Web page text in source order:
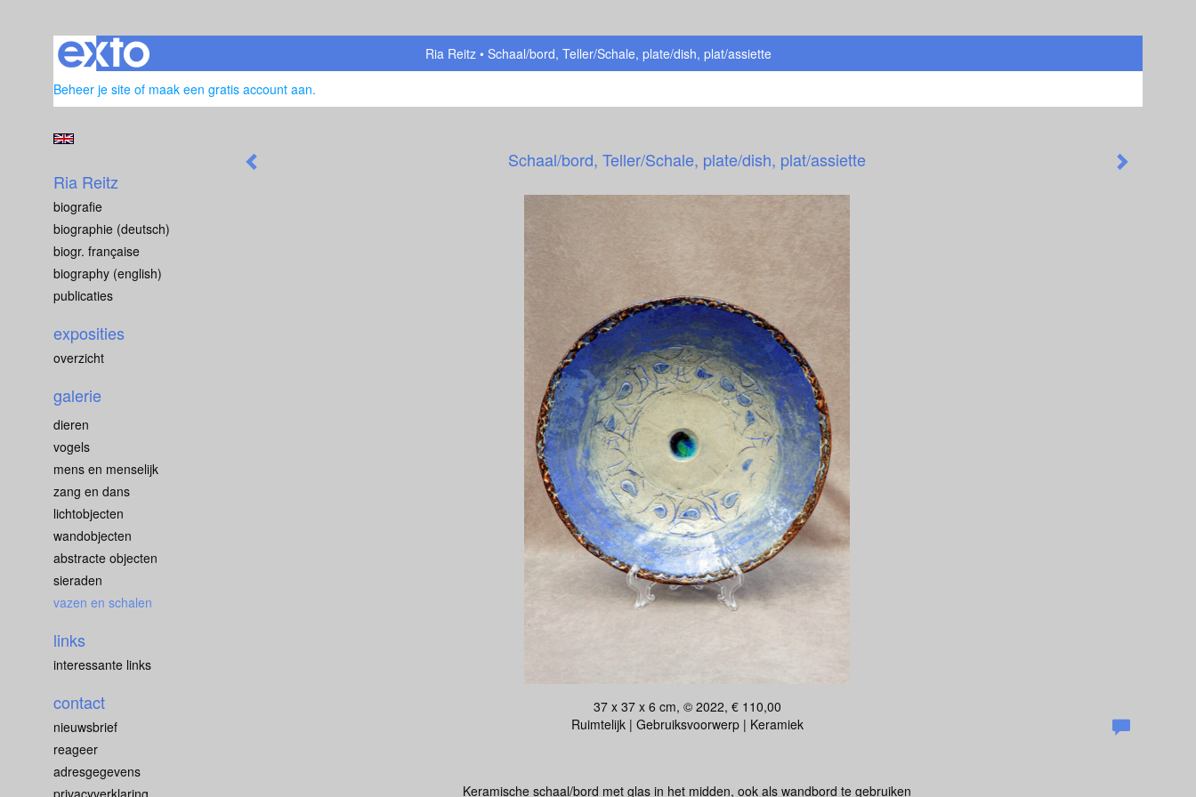
Ria Reitz
Schaal/bord, Teller/Schale, plate/dish, plat/assiette
Beheer je site of maak een gratis account aan.
Schaal/bord, Teller/Schale, plate/dish, plat/assiette
37 x 37 x 6 cm, © 2022, € 110,00
Ruimtelijk | Gebruiksvoorwerp | Keramiek
Keramische schaal/bord met glas in het midden, ook als wandbord te gebruiken
Ria Reitz
biografie
biographie (deutsch)
biogr. française
biography (english)
publicaties
exposities
overzicht
galerie
dieren
vogels
mens en menselijk
zang en dans
lichtobjecten
wandobjecten
abstracte objecten
sieraden
vazen en schalen
links
interessante links
contact
nieuwsbrief
reageer
adresgegevens
privacyverklaring